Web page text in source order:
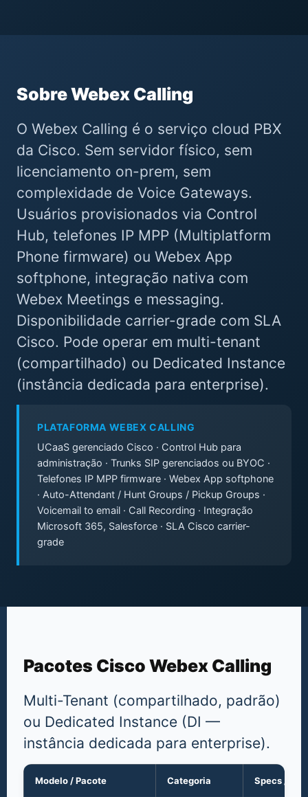
Sobre Webex Calling
O Webex Calling é o serviço cloud PBX
da Cisco. Sem servidor físico, sem
licenciamento on-prem, sem
complexidade de Voice Gateways.
Usuários provisionados via Control
Hub, telefones IP MPP (Multiplatform
Phone firmware) ou Webex App
softphone, integração nativa com
Webex Meetings e messaging.
Disponibilidade carrier-grade com SLA
Cisco. Pode operar em multi-tenant
(compartilhado) ou Dedicated Instance
(instância dedicada para enterprise).
PLATAFORMA WEBEX CALLING
UCaaS gerenciado Cisco · Control Hub para
administração · Trunks SIP gerenciados ou BYOC ·
Telefones IP MPP firmware · Webex App softphone
· Auto-Attendant / Hunt Groups / Pickup Groups ·
Voicemail to email · Call Recording · Integração
Microsoft 365, Salesforce · SLA Cisco carrier-
grade
Pacotes Cisco Webex Calling
Multi-Tenant (compartilhado, padrão)
ou Dedicated Instance (DI —
instância dedicada para enterprise).
Modelo / Pacote Categoria Specs /